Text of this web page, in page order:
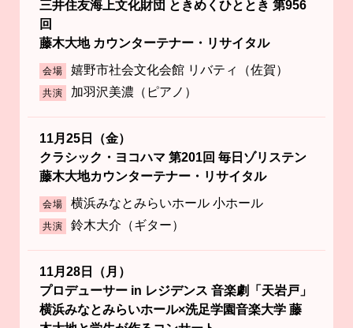
三井住友海上文化財団 ときめくひととき 第956
回
藤木大地 カウンターテナー・リサイタル
会場 嬉野市社会文化会館 リバティ（佐賀）
共演 加羽沢美濃（ピアノ）
11月25日（金）
クラシック・ヨコハマ 第201回 毎日ゾリステン
藤木大地カウンターテナー・リサイタル
会場 横浜みなとみらいホール 小ホール
共演 鈴木大介（ギター）
11月28日（月）
プロデューサー in レジデンス 音楽劇「天岩戸」
横浜みなとみらいホール×洗足学園音楽大学 藤